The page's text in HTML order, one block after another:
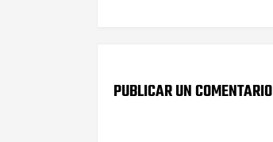
PUBLICAR UN COMENTARIO